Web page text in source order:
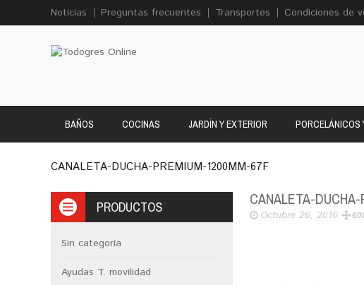
Noticias Preguntas frecuentes Transportes Condiciones de
BAÑOS COCINAS JARDÍN Y EXTERIOR PORCELÁNICOS
CANALETA-DUCHA-PREMIUM-1200MM-67F
CANALETA-
Octubre 26, 2016
PRODUCTOS
Sin categoría
Ayudas T. movilidad